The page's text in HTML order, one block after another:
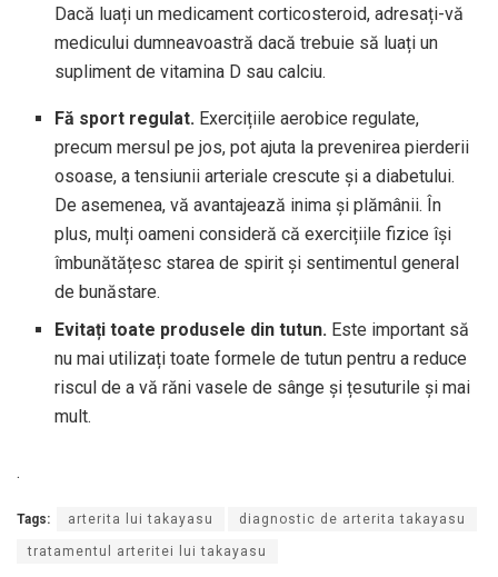
Dacă luați un medicament corticosteroid, adresați-vă
medicului dumneavoastră dacă trebuie să luați un
supliment de vitamina D sau calciu.
Fă sport regulat. Exercițiile aerobice regulate,
precum mersul pe jos, pot ajuta la prevenirea pierderii
osoase, a tensiunii arteriale crescute și a diabetului.
De asemenea, vă avantajează inima și plămânii. În
plus, mulți oameni consideră că exercițiile fizice își
îmbunătățesc starea de spirit și sentimentul general
de bunăstare.
Evitați toate produsele din tutun. Este important să
nu mai utilizați toate formele de tutun pentru a reduce
riscul de a vă răni vasele de sânge și țesuturile și mai
mult.
.
Tags: arterita lui takayasu diagnostic de arterita takayasu
tratamentul arteritei lui takayasu